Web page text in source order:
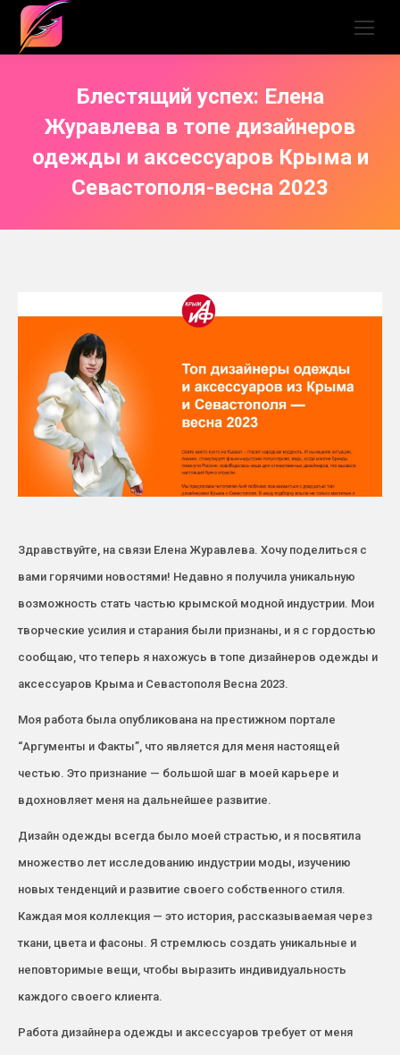
Блестящий успех: Елена
Журавлева в топе дизайнеров
одежды и аксессуаров Крыма и
Севастополя-весна 2023
Здравствуйте, на связи Елена Журавлева. Хочу поделиться с
вами горячими новостями! Недавно я получила уникальную
возможность стать частью крымской модной индустрии. Мои
творческие усилия и старания были признаны, и я с гордостью
сообщаю, что теперь я нахожусь в топе дизайнеров одежды и
аксессуаров Крыма и Севастополя Весна 2023.
Моя работа была опубликована на престижном портале
“Аргументы и Факты”, что является для меня настоящей
честью. Это признание — большой шаг в моей карьере и
вдохновляет меня на дальнейшее развитие.
Дизайн одежды всегда было моей страстью, и я посвятила
множество лет исследованию индустрии моды, изучению
новых тенденций и развитие своего собственного стиля.
Каждая моя коллекция — это история, рассказываемая через
ткани, цвета и фасоны. Я стремлюсь создать уникальные и
неповторимые вещи, чтобы выразить индивидуальность
каждого своего клиента.
Работа дизайнера одежды и аксессуаров требует от меня